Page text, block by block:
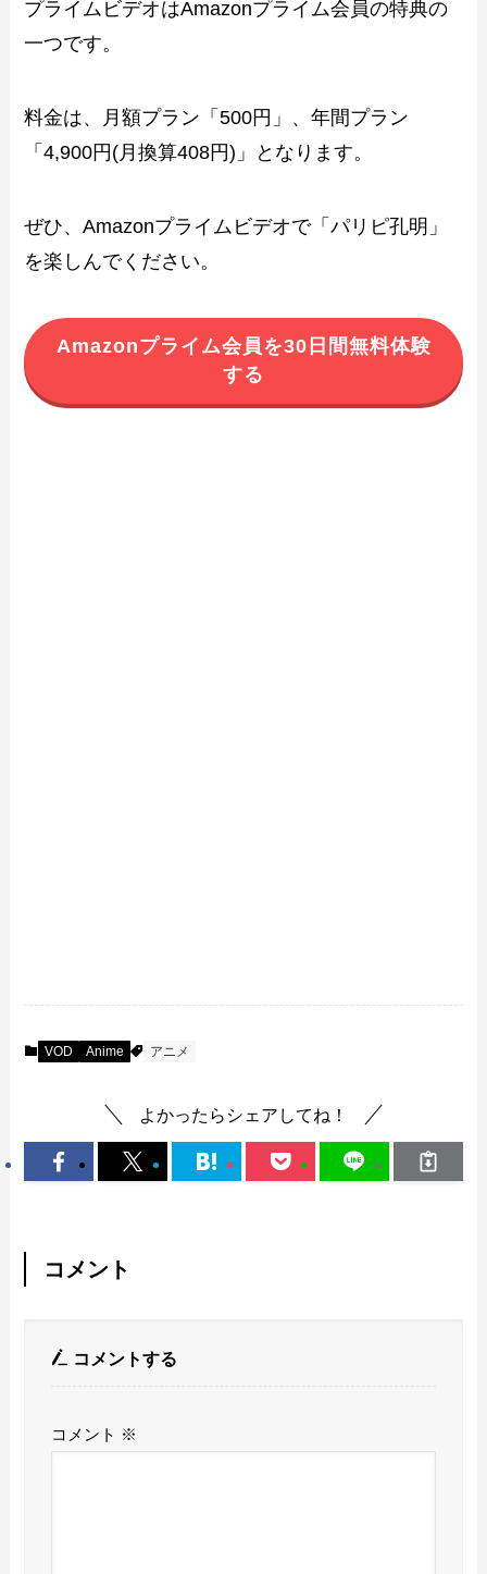
プライムビデオはAmazonプライム会員の特典の
一つです。
料金は、月額プラン「500円」、年間プラン
「4,900円(月換算408円)」となります。
ぜひ、Amazonプライムビデオで「パリピ孔明」
を楽しんでください。
Amazonプライム会員を30日間無料体験
する
VOD Anime アニメ
よかったらシェアしてね！
コメント
コメントする
コメント ※